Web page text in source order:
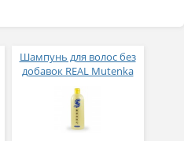
Шампунь для волос без
добавок REAL Mutenka
Jidai Hair Shampoo, 300
мл